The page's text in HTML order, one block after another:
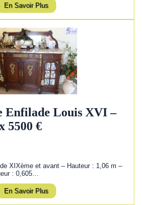
En Savoir Plus
Enfilade Louis XVI –
5500 €
XIXème et avant – Hauteur : 1,06 m –
: 0,605…
En Savoir Plus